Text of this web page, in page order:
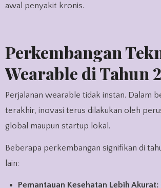
awal penyakit kronis.
Perkembangan
Wearable di Tahun
Perjalanan wearable tidak instan. Dalam
terakhir, inovasi terus dilakukan oleh
global maupun startup lokal.
Beberapa perkembangan signifikan di
lain:
Pemantauan Kesehatan Lebih Akurat: